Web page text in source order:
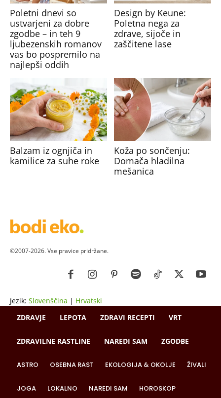
Poletni dnevi so
ustvarjeni za dobre
zgodbe – in teh 9
ljubezenskih romanov
vas bo pospremilo na
najlepši oddih
Design by Keune:
Poletna nega za
zdrave, sijoče in
zaščitene lase
Balzam iz ognjiča in
kamilice za suhe roke
Koža po sončenju:
Domača hladilna
mešanica
©2007-2026. Vse pravice pridržane.
Jezik: Slovenščina | Hrvatski
ZDRAVJE
LEPOTA ZDRAVI RECEPTI VRT
ZDRAVILNE RASTLINE NAREDI SAM ZGODBE
ASTRO OSEBNA RAST EKOLOGIJA & OKOLJE ŽIVALI
JOGA LOKALNO NAREDI SAM HOROSKOP